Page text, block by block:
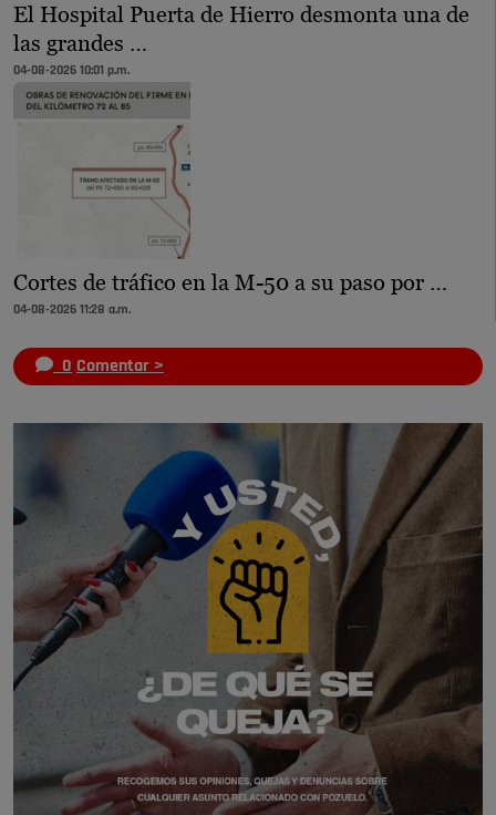
El Hospital Puerta de Hierro desmonta una de
las grandes …
04-08-2026 10:01 p.m.
Cortes de tráfico en la M-50 a su paso por …
04-08-2026 11:28 a.m.
0 Comentar >